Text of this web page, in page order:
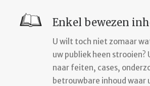
Enkel bewezen
U wilt toch niet zomaar
uw publiek heen strooien?
naar feiten, cases,
betrouwbare inhoud waar